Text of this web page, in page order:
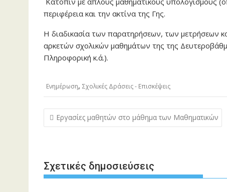
περιφέρεια και την ακτίνα της Γης.
Η διαδικασία των παρατηρήσεων, των μετρήσεων
αρκετών σχολικών μαθημάτων της της
Πληροφορική κ.ά.).
Ενημέρωση, Σχολικές Δράσεις - Επισκέψεις
Πλοήγηση
άρθρων
Εργασίες μαθητών στο μάθημα των Μαθηματικών
Σχετικές δημοσιεύσεις